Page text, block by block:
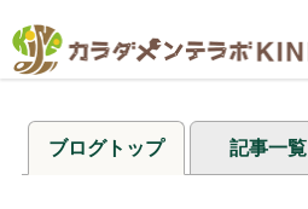
ブログトップ 記事一覧